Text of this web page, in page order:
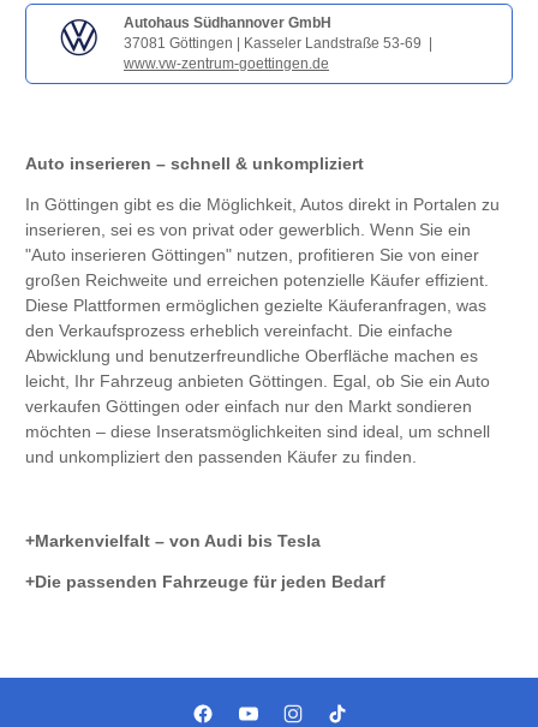
Autohaus Südhannover GmbH
37081 Göttingen | Kasseler Landstraße 53-69 |
www.vw-zentrum-goettingen.de
Auto inserieren – schnell & unkompliziert
In Göttingen gibt es die Möglichkeit, Autos direkt in Portalen zu
inserieren, sei es von privat oder gewerblich. Wenn Sie ein
"Auto inserieren Göttingen" nutzen, profitieren Sie von einer
großen Reichweite und erreichen potenzielle Käufer effizient.
Diese Plattformen ermöglichen gezielte Käuferanfragen, was
den Verkaufsprozess erheblich vereinfacht. Die einfache
Abwicklung und benutzerfreundliche Oberfläche machen es
leicht, Ihr Fahrzeug anbieten Göttingen. Egal, ob Sie ein Auto
verkaufen Göttingen oder einfach nur den Markt sondieren
möchten – diese Inseratsmöglichkeiten sind ideal, um schnell
und unkompliziert den passenden Käufer zu finden.
Markenvielfalt – von Audi bis Tesla
Die passenden Fahrzeuge für jeden Bedarf